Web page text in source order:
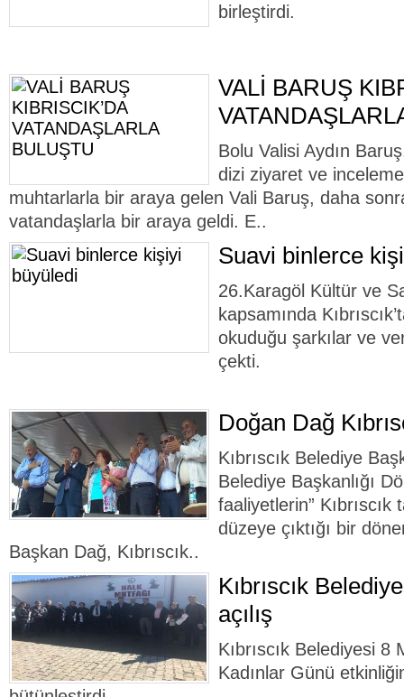
birleştirdi.
VALİ BARUŞ
Bolu Valisi Aydın
dizi ziyaret ve
muhtarlarla bir araya gelen Vali Baruş, daha sonra
vatandaşlarla bir araya geldi. E..
Suavi binlerce
26.Karagöl Kültür ve
kapsamında
okuduğu şarkılar ve
çekti.
Doğan Dağ
Kıbrıscık Belediye
Belediye Başkanlığı
faaliyetlerin”
düzeye çıktığı bir
Başkan Dağ, Kıbrıscık..
Kıbrıscık
açılış
Kıbrıscık Belediyesi
Kadınlar Günü